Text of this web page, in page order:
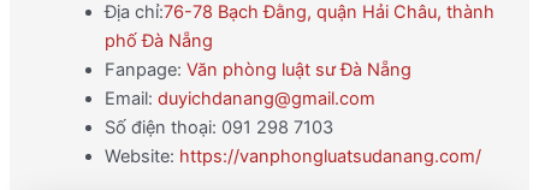
Địa chỉ:76-78 Bạch Đằng, quận Hải Châu, thành
phố Đà Nẵng
Fanpage: Văn phòng luật sư Đà Nẵng
Email: duyichdanang@gmail.com
Số điện thoại: 091 298 7103
Website: https://vanphongluatsudanang.com/